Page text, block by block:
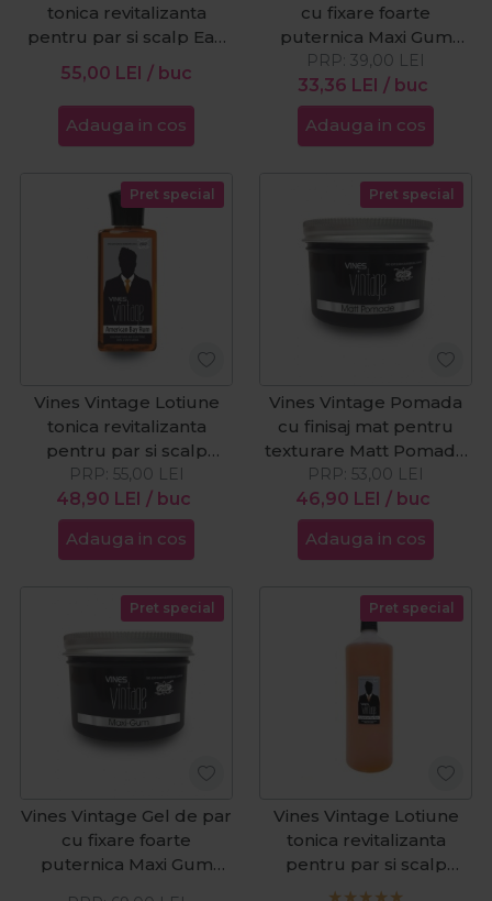
tonica revitalizanta
pentru par si scalp Eau
de Portugal 200ml
55,00 LEI / buc
Adauga in cos
cu fixare foarte
puternica Maxi Gum
125ml
33,36 LEI / buc
PRP: 39,00 LEI
Adauga in cos
Pret special
Vines Vintage Lotiune
tonica revitalizanta
pentru par si scalp
American Bay Rum
200ml
48,90 LEI / buc
PRP: 55,00 LEI
Adauga in cos
Pret special
Vines Vintage Pomada
cu finisaj mat pentru
texturare Matt Pomade
125ml
46,90 LEI / buc
PRP: 53,00 LEI
Adauga in cos
Pret special
Vines Vintage Gel de par
cu fixare foarte
puternica Maxi Gum
Pret special
Vines Vintage Lotiune
tonica revitalizanta
pentru par si scalp
American Bay Rum